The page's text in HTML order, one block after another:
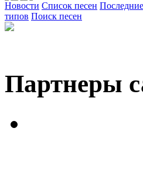
Новости Cписок песен
типов Поиск песен
Партнеры